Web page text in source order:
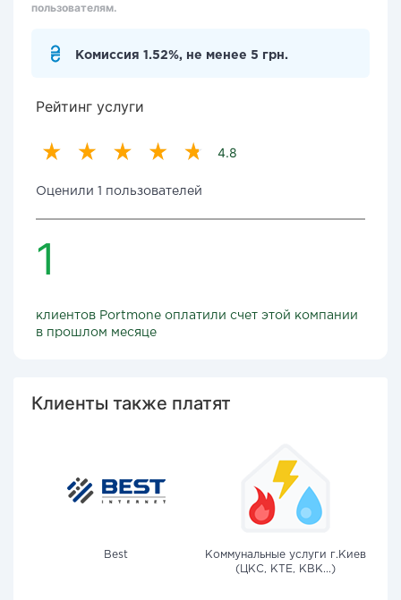
пользователям.
Комиссия 1.52%, не менее 5 грн.
Рейтинг услуги
4.8
Оценили 1 пользователей
1
клиентов Portmone оплатили счет этой компании
в прошлом месяце
Клиенты также платят
Best
Коммунальные услуги г.Киев
(ЦКС, КТЕ, КВК...)